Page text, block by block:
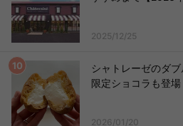
2025/12/25
シャトレーゼのダ
限定ショコラも登場
2026/01/20